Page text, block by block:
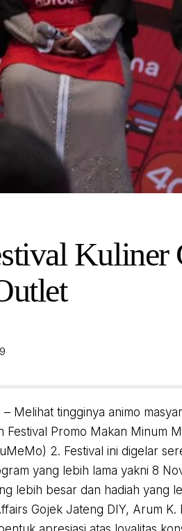
Kuliner
Melihat tingginya animo
Festival Promo Makan Minum
2. Festival ini digelar
yang lebih lama yakni 8
lebih besar dan hadiah yang
Gojek Jateng DIY, Arum K.